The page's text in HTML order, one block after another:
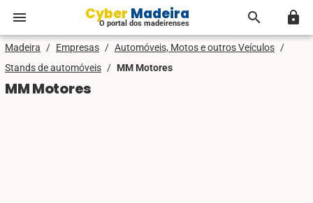
menu Cyber Madeira
O portal dos madeirenses search lock
Madeira / Empresas / Automóveis, Motos e outros Veículos /
Stands de automóveis / MM Motores
MM Motores